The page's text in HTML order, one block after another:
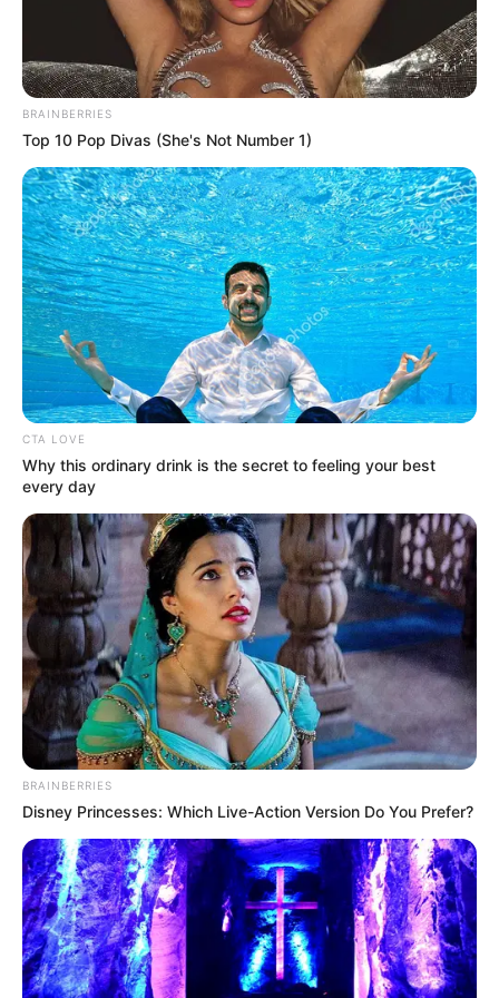
INSPIRASI
Mengenal Eva Braun, Wanita
BRAINBERRIES
Top 10 Pop Divas (She's Not Number 1)
CTA LOVE
Why this ordinary drink is the secret to feeling your best
every day
BRAINBERRIES
Disney Princesses: Which Live-Action Version Do You Prefer?